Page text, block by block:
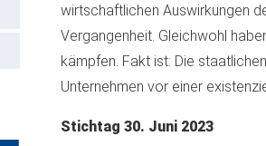
wirtschaftlichen Auswirkungen
Vergangenheit. Gleichwohl
kämpfen. Fakt ist: Die
Unternehmen vor einer
Stichtag 30. Juni 2023